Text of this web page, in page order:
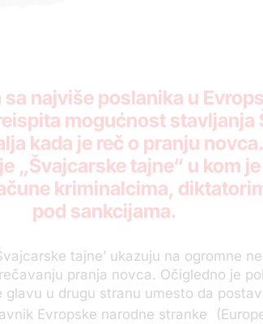
najviše poslanika u
mogućnost stavljanja
kada je reč o pranju
„Švajcarske tajne“ u kom
kriminalcima,
pod sankcijama.
tajne’ ukazuju na ogromne
pranja novca. Očigledno je
glavu u drugu stranu umesto da
Evropske narodne stranke